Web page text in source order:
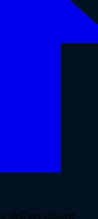
dell'operazione -